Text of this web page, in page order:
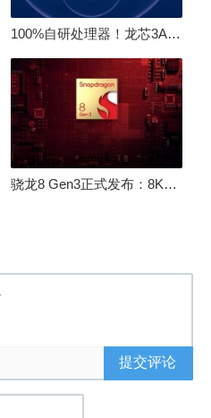
100%自研处理器！龙芯3A6000评测：与10代酷睿互有胜负
骁龙8 Gen3正式发布：8K240手游成真！AI性能飙升98％
提交评论